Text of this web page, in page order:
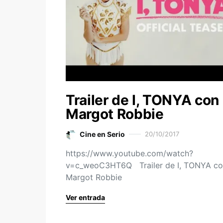
Trailer de I, TONYA con
Margot Robbie
Cine en Serio 20/10/2017
https://www.youtube.com/watch?
v=c_weoC3HT6Q Trailer de I, TONYA
Margot Robbie
Ver entrada